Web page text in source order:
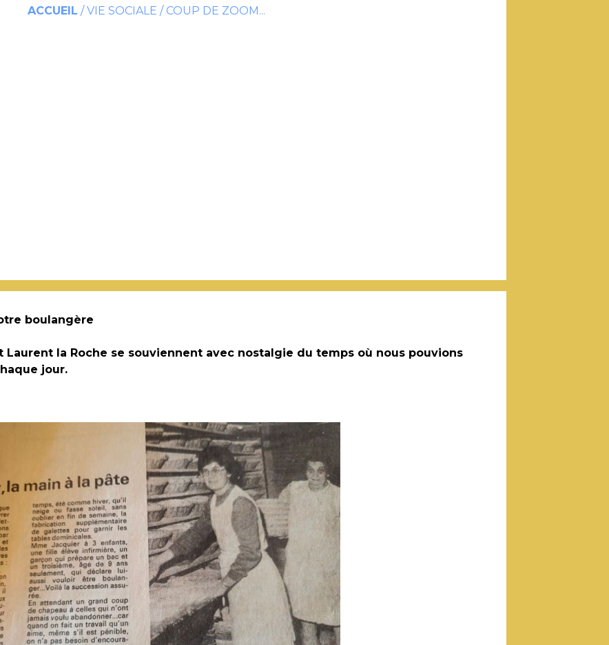
ACCUEIL /VIE SOCIALE / COUP DE ZOOM...
boulangère
Laurent la Roche se souviennent avec nostalgie du temps où nous pouvions
jour.